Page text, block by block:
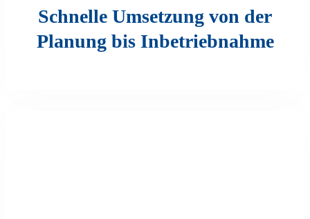
Schnelle Umsetzung von der
Planung bis Inbetriebnahme